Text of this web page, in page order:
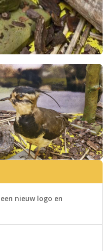
nieuw logo en